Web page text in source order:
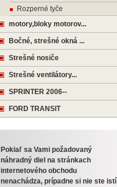
Rozperné tyče
motory,bloky motorov...
Bočné, strešné okná ...
Strešné nosiče
Strešné ventilátory...
SPRINTER 2006--
FORD TRANSIT
Pokiaľ sa Vami požadovaný
náhradný diel na stránkach
internetového obchodu
nenachádza, prípadne si nie ste istí